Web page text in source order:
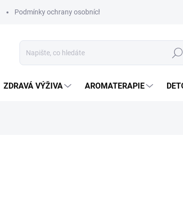
Podmínky ochrany osobních údajů
ZDRAVÁ VÝŽIVA AROMATERAPIE